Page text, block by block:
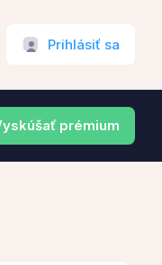
Prihlásiť sa
prémium